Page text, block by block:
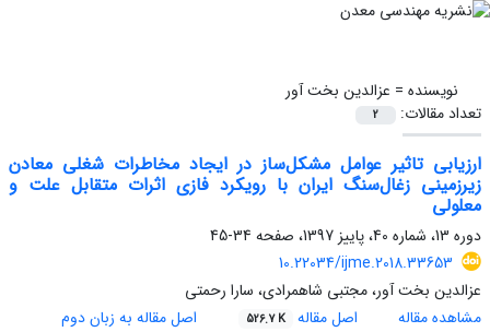
نویسنده = عزالدین بخت آور
تعداد مقالات:
2
ارزیابی تاثیر عوامل مشکل‌ساز در ایجاد مخاطرات شغلی معادن
زیرزمینی زغال‌سنگ ایران با رویکرد فازی اثرات متقابل علت و
معلولی
دوره 13، شماره 40، پاییز 1397، صفحه
34-45
10.22034/ijme.2018.33653
عزالدین بخت آور، مجتبی شاهمرادی، سارا رحمتی
مشاهده مقاله
اصل مقاله 526.7 K اصل مقاله به زبان دوم